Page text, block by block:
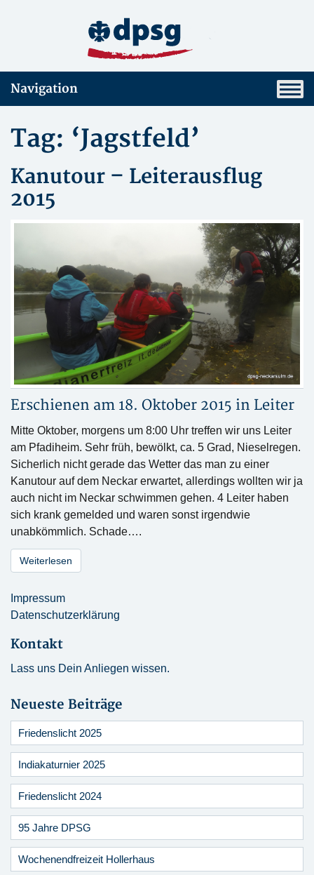
Navigation
Tag: ‘Jagstfeld’
Kanutour – Leiterausflug
2015
Erschienen am 18. Oktober 2015 in Leiter
Mitte Oktober, morgens um 8:00 Uhr treffen wir uns Leiter
am Pfadiheim. Sehr früh, bewölkt, ca. 5 Grad, Nieselregen.
Sicherlich nicht gerade das Wetter das man zu einer
Kanutour auf dem Neckar erwartet, allerdings wollten wir ja
auch nicht im Neckar schwimmen gehen. 4 Leiter haben
sich krank gemelded und waren sonst irgendwie
unabkömmlich. Schade….
Weiterlesen
Impressum
Datenschutzerklärung
Kontakt
Lass uns Dein Anliegen wissen.
Neueste Beiträge
Friedenslicht 2025
Indiakaturnier 2025
Friedenslicht 2024
95 Jahre DPSG
Wochenendfreizeit Hollerhaus